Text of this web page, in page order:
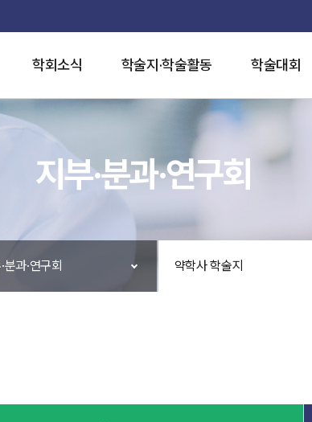
학회소식 학술지·학술활동 학술대회
지부·분과·연구회
분과·연구회 약학사 학술지